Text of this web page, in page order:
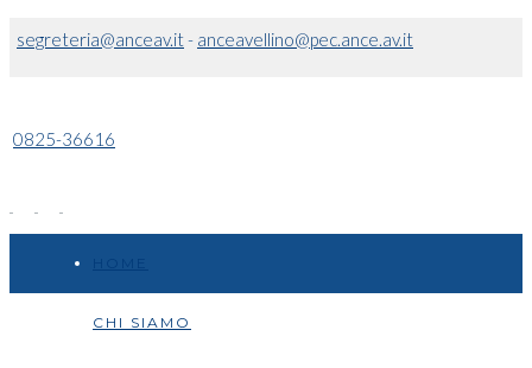
segreteria@anceav.it- anceavellino@pec.ance.av.it
0825-36616
CHI SIAMO